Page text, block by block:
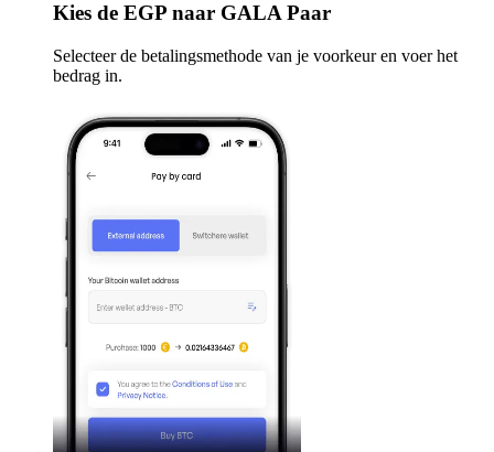
Kies de EGP naar GALA Paar
Selecteer de betalingsmethode van je voorkeur en voer het
bedrag in.